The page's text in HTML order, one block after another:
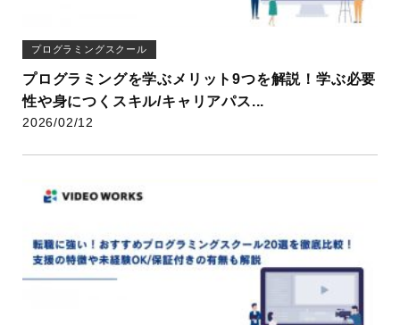
プログラミングスクール
プログラミングを学ぶメリット9つを解説！学ぶ必要
性や身につくスキル/キャリアパス...
2026/02/12